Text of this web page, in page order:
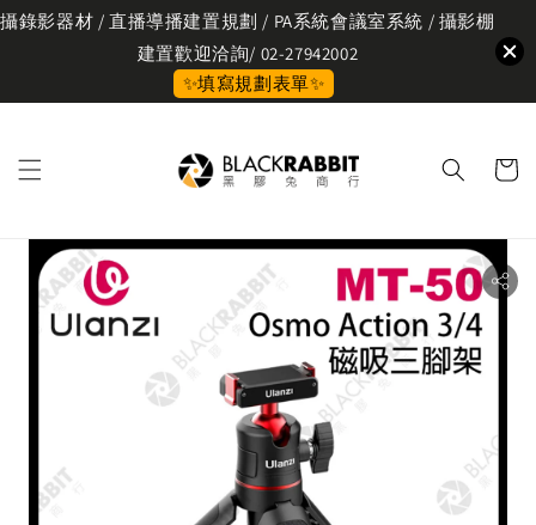
攝錄影器材 / 直播導播建置規劃 / PA系統會議室系統 / 攝影棚
建置歡迎洽詢/ 02-27942002
✨填寫規劃表單✨